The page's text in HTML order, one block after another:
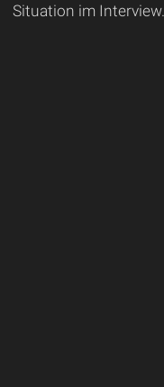
Situation im Interview.